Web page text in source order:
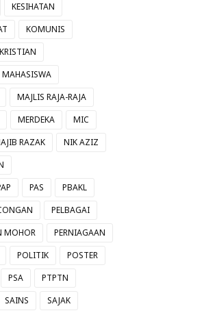
KESIHATAN
KOMUNIS
KRISTIAN
MAHASISWA
MAJLIS RAJA-RAJA
MERDEKA
MIC
RAZAK
NIK AZIZ
PAS
PBAKL
PELBAGAI
MOHOR
PERNIAGAAN
POLITIK
POSTER
PSA
PTPTN
SAINS
SAJAK